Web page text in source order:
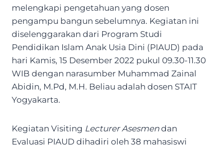
melengkapi pengetahuan yang dosen
pengampu bangun sebelumnya. Kegiatan ini
diselenggarakan dari Program Studi
Pendidikan Islam Anak Usia Dini (PIAUD) pada
hari Kamis, 15 Desember 2022 pukul 09.30-11.30
WIB dengan narasumber Muhammad Zainal
Abidin, M.Pd, M.H. Beliau adalah dosen STAIT
Yogyakarta.
Kegiatan Visiting Lecturer Asesmendan
Evaluasi PIAUD dihadiri oleh 38 mahasiswi